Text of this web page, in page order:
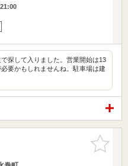
探して入りました。営業開始は13
要かもしれませんね。駐車場は建
お気に入
りに追加